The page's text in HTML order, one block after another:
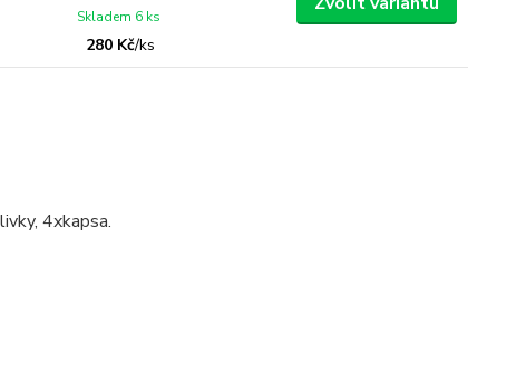
280 Kč/ks
Skladem 6 ks
4xkapsa.